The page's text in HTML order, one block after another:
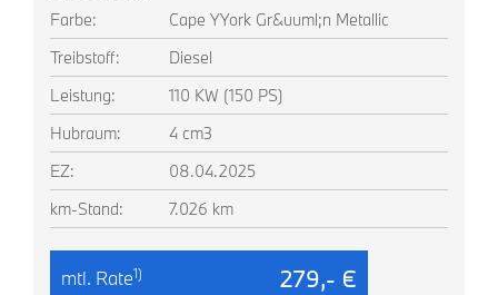
Farbe:
Cape YYork Gr&uuml;n Metallic
Treibstoff:
Diesel
Leistung:
110 KW (150 PS)
Hubraum:
4 cm3
EZ:
08.04.2025
km-Stand:
7.026 km
mtl. Rate1) 279,- €